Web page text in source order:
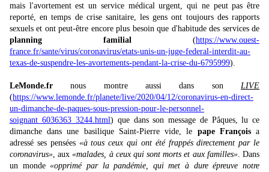
mais l'avortement est un service médical urgent, qui ne peut pas être
reporté, en temps de crise sanitaire, les gens ont toujours des rapports
sexuels et ont peut-être encore plus besoin que d'habitude des services de
planning familial (https://www.ouest-
france.fr/sante/virus/coronavirus/etats-unis-un-juge-federal-interdit-au-
texas-de-suspendre-les-avortements-pendant-la-crise-du-6795999).
LeMonde.fr nous montre aussi dans son LIVE
(https://www.lemonde.fr/planete/live/2020/04/12/coronavirus-en-direct-
un-dimanche-de-paques-sous-pression-pour-le-personnel-
soignant_6036363_3244.html) que dans son message de Pâques, lu ce
dimanche dans une basilique Saint-Pierre vide, le pape Françoisa
adressé ses pensées «à tous ceux qui ont été frappés directement par le
coronavirus», aux«malades, à ceux qui sont morts et aux familles». Dans
un monde«opprimé par la pandémie, qui met à dure épreuve notre